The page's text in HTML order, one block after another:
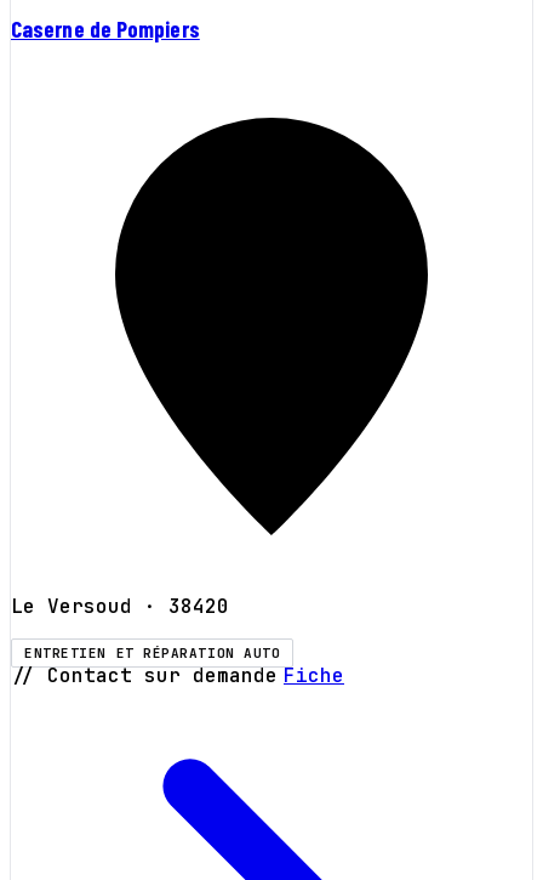
Caserne de Pompiers
Le Versoud · 38420
ENTRETIEN ET RÉPARATION AUTO
// Contact sur demande Fiche